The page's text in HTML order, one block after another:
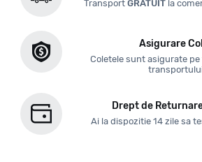
Transport GRATUITla
Asigurare
Coletele sunt asigurate
Drept de
Ai la dispozitie 14 zile sa